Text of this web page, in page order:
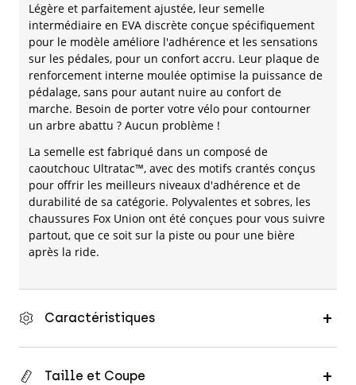
Légère et parfaitement ajustée, leur semelle
intermédiaire en EVA discrète conçue spécifiquement
pour le modèle améliore l'adhérence et les sensations
sur les pédales, pour un confort accru. Leur plaque de
renforcement interne moulée optimise la puissance de
pédalage, sans pour autant nuire au confort de
marche. Besoin de porter votre vélo pour contourner
un arbre abattu ? Aucun problème !
La semelle est fabriqué dans un composé de
caoutchouc Ultratac™, avec des motifs crantés conçus
pour offrir les meilleurs niveaux d'adhérence et de
durabilité de sa catégorie. Polyvalentes et sobres, les
chaussures Fox Union ont été conçues pour vous suivre
partout, que ce soit sur la piste ou pour une bière
après la ride.
Caractéristiques
Taille et Coupe